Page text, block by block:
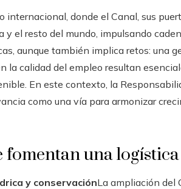
donde el Canal, sus
el resto del mundo, impulsando
aunque también implica retos: una
la calidad del empleo resultan
En este contexto, la
como una vía para armonizar
fomentan una
y conservaciónLa ampliación del